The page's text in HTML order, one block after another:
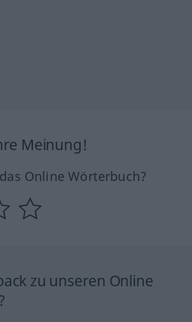
Meinung!
Online Wörterbuch?
zu unseren Online